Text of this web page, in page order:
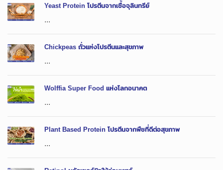
Yeast Protein โปรตีนจากเชื้อจุลินทรีย์
...
Chickpeas ถั่วแห่งโปรตีนและสุขภาพ
...
Wolffia Super Food แห่งโลกอนาคต
...
Plant Based Protein โปรตีนจากพืชที่ดีต่อสุขภาพ
...